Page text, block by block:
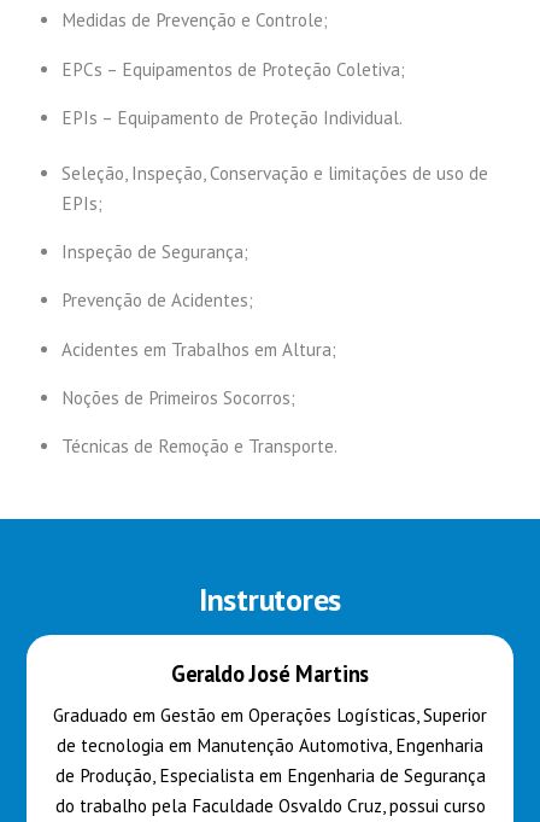
Medidas de Prevenção e Controle;
EPCs – Equipamentos de Proteção Coletiva;
EPIs – Equipamento de Proteção Individual.
Seleção, Inspeção, Conservação e limitações de uso de
EPIs;
Inspeção de Segurança;
Prevenção de Acidentes;
Acidentes em Trabalhos em Altura;
Noções de Primeiros Socorros;
Técnicas de Remoção e Transporte.
Instrutores
Geraldo José Martins
Graduado em Gestão em Operações Logísticas, Superior
de tecnologia em Manutenção Automotiva, Engenharia
de Produção, Especialista em Engenharia de Segurança
do trabalho pela Faculdade Osvaldo Cruz, possui curso